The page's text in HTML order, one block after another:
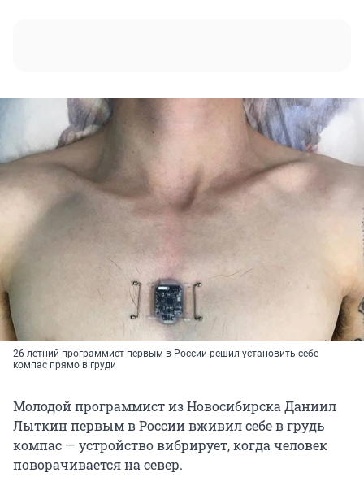
26-летний программист первым в России решил установить себе
компас прямо в груди
Молодой программист из Новосибирска Даниил
Лыткин первым в России вживил себе в грудь
компас — устройство вибрирует, когда человек
поворачивается на север.